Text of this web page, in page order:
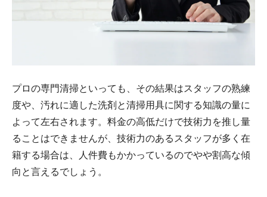
プロの専門清掃といっても、その結果はスタッフの熟練
度や、汚れに適した洗剤と清掃用具に関する知識の量に
よって左右されます。料金の高低だけで技術力を推し量
ることはできませんが、技術力のあるスタッフが多く在
籍する場合は、人件費もかかっているのでやや割高な傾
向と言えるでしょう。